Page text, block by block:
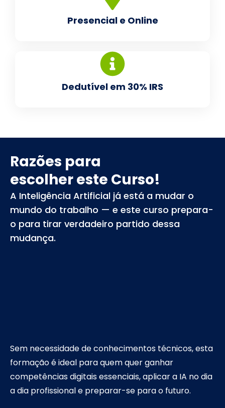
Presencial e Online
Dedutível em 30% IRS
Razões para
escolher este Curso!
A Inteligência Artificial já está a mudar o
mundo do trabalho — e este curso prepara-
o para tirar verdadeiro partido dessa
mudança.
Sem necessidade de conhecimentos técnicos, esta
formação é ideal para quem quer ganhar
competências digitais essenciais, aplicar a IA no dia
a dia profissional e preparar-se para o futuro.